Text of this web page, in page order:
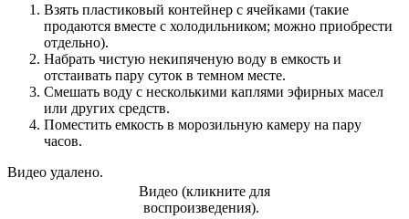
Взять пластиковый контейнер с ячейками (такие
продаются вместе с холодильником; можно приобрести
отдельно).
Набрать чистую некипяченую воду в емкость и
отстаивать пару суток в темном месте.
Смешать воду с несколькими каплями эфирных масел
или других средств.
Поместить емкость в морозильную камеру на пару
часов.
Видео удалено.
Видео (кликните для
воспроизведения).